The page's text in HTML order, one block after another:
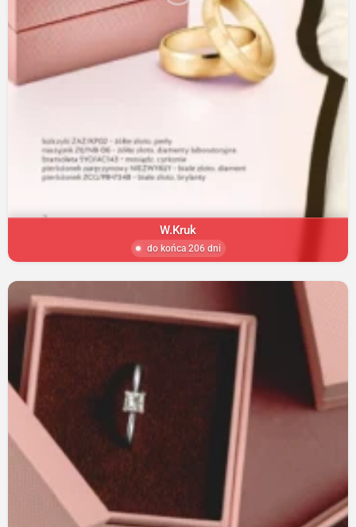
W.Kruk
do końca 206 dni